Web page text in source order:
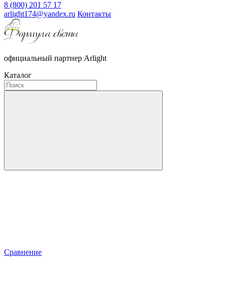
8 (800) 201 57 17
arlight174@yandex.ru Контакты
официальный партнер Arlight
Каталог
Сравнение